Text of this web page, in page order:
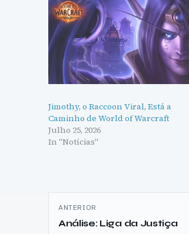
Jimothy, o Raccoon Viral, Está a
Caminho de World of Warcraft
Julho 25, 2026
In "Notícias"
Navegação
de
ANTERIOR
Análise: Liga da Justiça